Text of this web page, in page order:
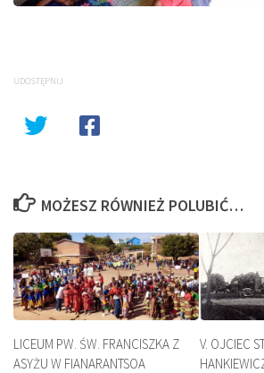
UDOSTĘPNIJ
MOŻESZ RÓWNIEŻ POLUBIĆ…
LICEUM PW. ŚW. FRANCISZKA Z
ASYŻU W FIANARANTSOA
V. OJCIEC